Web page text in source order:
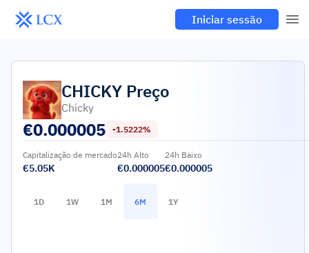
Iniciar sessão
CHICKY Preço
Chicky
€0.000005 -1.5222%
Capitalização de mercado
€5.05K
24h Alto
€0.000005
24h Baixo
€0.000005
1D 1W 1M 6M 1Y